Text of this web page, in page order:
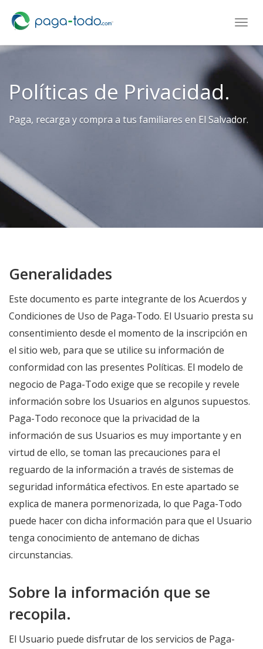
Políticas de Privacidad.
Paga, recarga y compra a tus familiares en El Salvador.
Generalidades
Este documento es parte integrante de los Acuerdos y
Condiciones de Uso de Paga-Todo. El Usuario presta su
consentimiento desde el momento de la inscripción en
el sitio web, para que se utilice su información de
conformidad con las presentes Políticas. El modelo de
negocio de Paga-Todo exige que se recopile y revele
información sobre los Usuarios en algunos supuestos.
Paga-Todo reconoce que la privacidad de la
información de sus Usuarios es muy importante y en
virtud de ello, se toman las precauciones para el
reguardo de la información a través de sistemas de
seguridad informática efectivos. En este apartado se
explica de manera pormenorizada, lo que Paga-Todo
puede hacer con dicha información para que el Usuario
tenga conocimiento de antemano de dichas
circunstancias.
Sobre la información que se
recopila.
El Usuario puede disfrutar de los servicios de Paga-